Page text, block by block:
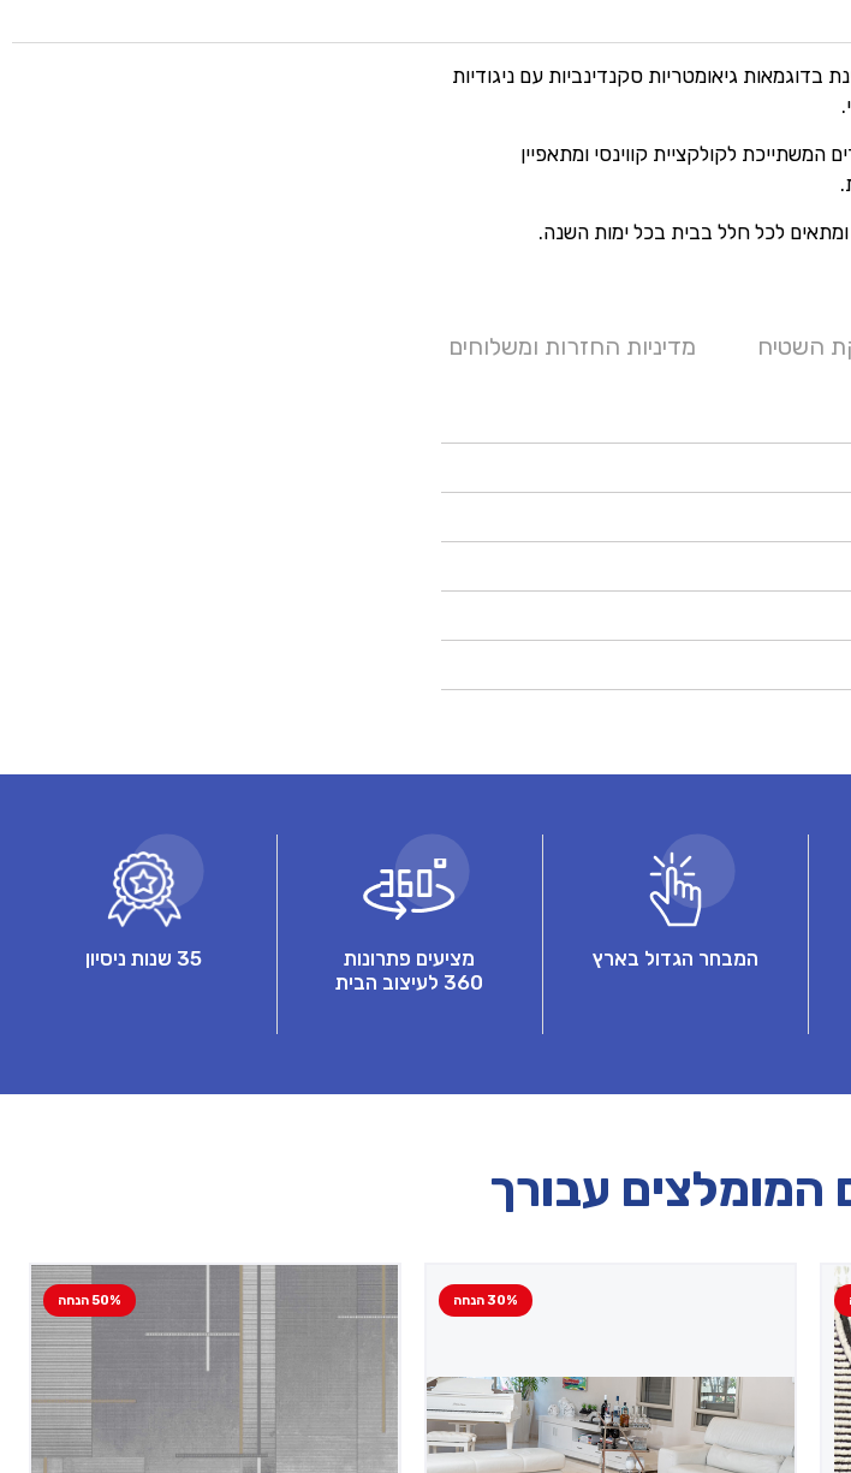
בדוגמאות גיאומטריות סקנדינביות עם ניגודיות
לקולקציית קווינסי ומתאפיין
ומתאים לכל חלל בבית בכל ימות השנה.
השטיח מדיניות החזרות ומשלוחים
המבחר הגדול בארץ
מציעים פתרונות
360 לעיצוב הבית
35 שנות ניסיון
המומלצים עבורך
30% הנחה 50% הנחה